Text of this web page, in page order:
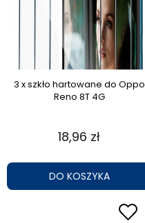
3 x szkło hartowane do Oppo
Reno 8T 4G
18,96 zł
DO KOSZYKA